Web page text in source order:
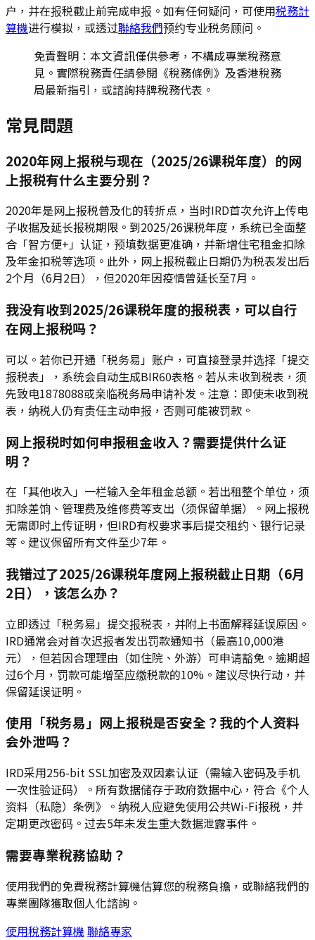
户，并在报税截止前完成申报。如有任何疑问，可使用税務計
算機进行模拟，或透过聯絡我們预约专业税务顾问。
免責聲明：本文資訊僅供參考，不構成專業稅務意
見。實際稅務責任請參閱《稅務條例》及香港稅務
局最新指引，或諮詢持牌稅務代表。
常見問題
2020年网上报税与现在（2025/26课税年度）的网
上报税有什么主要分别？
2020年是网上报税普及化的转折点，当时IRD首次允许上传电
子收据及延长报税期限。到2025/26课税年度，系统已全面整
合「智方便+」认证，预填数据更准确，并新增住宅租金扣除
及年金扣税等选项。此外，网上报税截止日期仍为税表发出后
2个月（6月2日），但2020年因疫情曾延长至7月。
我没有收到2025/26课税年度的报税表，可以自行
在网上报税吗？
可以。若你已开通「税务易」账户，可直接登录并选择「提交
报税表」，系统会自动生成BIR60表格。若从未收到税表，须
先致电1878088或亲临税务局申请补发。注意：即使未收到税
表，纳税人仍有责任主动申报，否则可能被罚款。
网上报税时如何申报租金收入？需要提供什么证
明？
在「其他收入」一栏输入全年租金总额。若出租整个单位，须
扣除差饷、管理费及维修费等支出（须保留单据）。网上报税
无需即时上传证明，但IRD有权要求事后提交租约、银行记录
等。建议保留所有文件至少7年。
我错过了2025/26课税年度网上报税截止日期（6月
2日），该怎么办？
立即透过「税务易」提交报税表，并附上书面解释延误原因。
IRD通常会对首次迟报者发出罚款通知书（最高10,000港
元），但若因合理理由（如住院、外游）可申请豁免。逾期超
过6个月，罚款可能增至应缴税款的10%。建议尽快行动，并
保留延误证明。
使用「税务易」网上报税是否安全？我的个人资料
会外泄吗？
IRD采用256-bit SSL加密及双因素认证（需输入密码及手机
一次性验证码）。所有数据储存于政府数据中心，符合《个人
资料（私隐）条例》。纳税人应避免使用公共Wi-Fi报税，并
定期更改密码。过去5年未发生重大数据泄露事件。
需要專業稅務協助？
使用我們的免費稅務計算機估算您的稅務負擔，或聯絡我們的
專業團隊獲取個人化諮詢。
使用稅務計算機 聯絡專家